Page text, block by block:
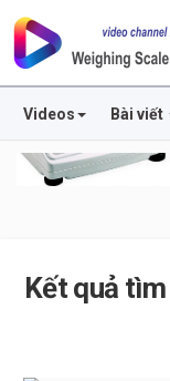
Videos Bài viết
Kết quả